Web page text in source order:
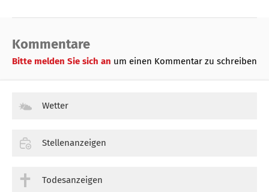
Kommentare
Bitte melden Sie sich an um einen Kommentar zu schreiben
Wetter
Stellenanzeigen
Todesanzeigen